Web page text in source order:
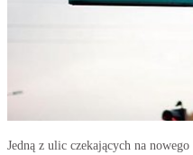
Jedną z ulic czekających na